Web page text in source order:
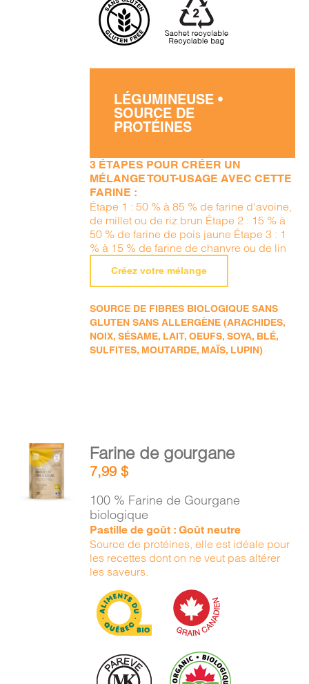
LÉGUMINEUSE •
SOURCE DE
PROTÉINES
3 ÉTAPES POUR CRÉER UN
MÉLANGE TOUT-USAGE AVEC CETTE
FARINE :
Étape 1 : 50 % à 85 % de farine d'avoine,
de millet ou de riz brun Étape 2 : 15 % à
50 % de farine de pois jaune Étape 3 : 1
% à 15 % de farine de chanvre ou de lin
Créez votre mélange
SOURCE DE FIBRES BIOLOGIQUE SANS
GLUTEN SANS ALLERGÈNE (ARACHIDES,
NOIX, SÉSAME, LAIT, OEUFS, SOYA, BLÉ,
SULFITES, MOUTARDE, MAÏS, LUPIN)
AJOUTER
AU
PANIER
Farine de gourgane
7,99$
100 % Farine de Gourgane
biologique
Pastille de goût : Goût neutre
Source de protéines, elle est idéale pour
les recettes dont on ne veut pas altérer
les saveurs.